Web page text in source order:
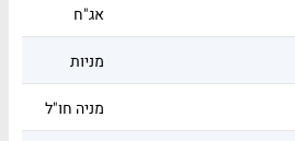
אג"ח
מניות
מניה חו"ל